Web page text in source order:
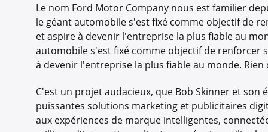
Le nom Ford Motor Company nous est familier
le géant automobile s'est fixé comme objectif de
et aspire à devenir l'entreprise la plus fiable au
automobile s'est fixé comme objectif de renforcer
à devenir l'entreprise la plus fiable au monde. Rien
C'est un projet audacieux, que Bob Skinner et
puissantes solutions marketing et publicitaires
aux expériences de marque intelligentes,